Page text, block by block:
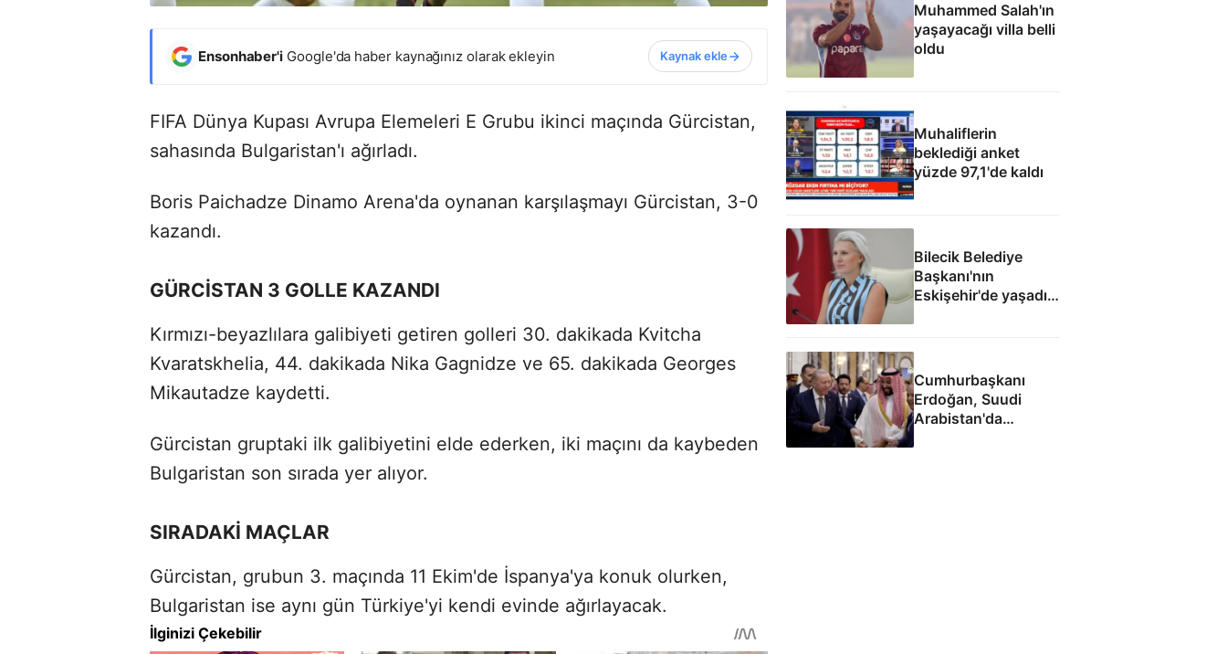
Ensonhaber'i Google'da haber kaynağınız olarak ekleyin Kaynak ekle
FIFA Dünya Kupası Avrupa Elemeleri E Grubu ikinci maçında Gürcistan,
sahasında Bulgaristan'ı ağırladı.
Boris Paichadze Dinamo Arena'da oynanan karşılaşmayı Gürcistan, 3-0
kazandı.
GÜRCİSTAN 3 GOLLE KAZANDI
Kırmızı-beyazlılara galibiyeti getiren golleri 30. dakikada Kvitcha
Kvaratskhelia, 44. dakikada Nika Gagnidze ve 65. dakikada Georges
Mikautadze kaydetti.
Gürcistan gruptaki ilk galibiyetini elde ederken, iki maçını da kaybeden
Bulgaristan son sırada yer alıyor.
SIRADAKİ MAÇLAR
Gürcistan, grubun 3. maçında 11 Ekim'de İspanya'ya konuk olurken,
Bulgaristan ise aynı gün Türkiye'yi kendi evinde ağırlayacak.
Muhammed Salah'ın
yaşayacağı villa belli
oldu
Muhaliflerin
beklediği anket
yüzde 97,1'de kaldı
Bilecik Belediye
Başkanı'nın
Eskişehir'de yaşadığı
Cumhurbaşkanı
Erdoğan, Suudi
Arabistan'da